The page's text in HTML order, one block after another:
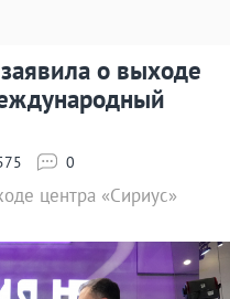
о выходе
0
центра «Сириус»